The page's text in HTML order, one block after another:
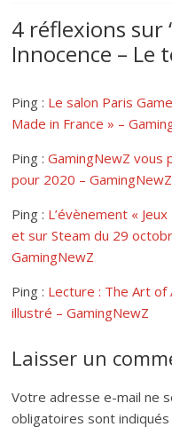
4 réflexions sur
Innocence – Le
Ping : Le salon Paris
Made in France » –
Ping :GamingNewZ
pour 2020 – GamingNewZ
Ping : L’évènement «
et sur Steam du 29
GamingNewZ
Ping : Lecture : The Art of
illustré – GamingNewZ
Laisser un
Votre adresse e-mail ne
obligatoires sont